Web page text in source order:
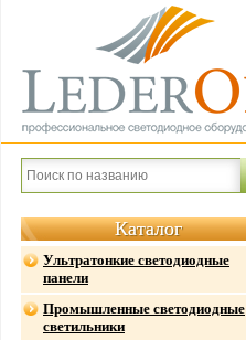
Каталог
Ультратонкие светодиодные
панели
Промышленные светодиодные
светильники